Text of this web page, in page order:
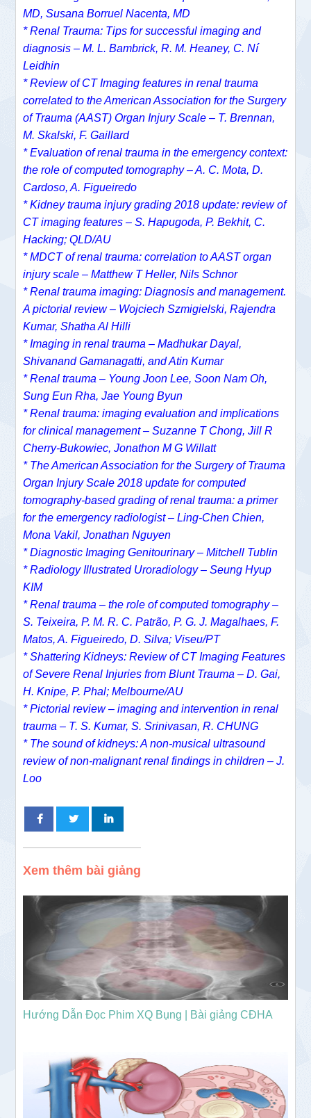
MD,Susana Borruel Nacenta, MD
* Renal Trauma: Tips for successful imaging and
diagnosis – M. L. Bambrick, R. M. Heaney, C. Ní
Leidhin
* Review of CT Imaging features in renal trauma
correlated to the American Association for the Surgery
of Trauma (AAST) Organ Injury Scale – T. Brennan,
M. Skalski, F. Gaillard
* Evaluation of renal trauma in the emergency context:
the role of computed tomography – A. C. Mota, D.
Cardoso, A. Figueiredo
* Kidney trauma injury grading 2018 update: review of
CT imaging features – S. Hapugoda, P. Bekhit, C.
Hacking; QLD/AU
* MDCT of renal trauma: correlation to AAST organ
injury scale – Matthew T Heller, Nils Schnor
* Renal trauma imaging: Diagnosis and management.
A pictorial review – Wojciech Szmigielski, Rajendra
Kumar, Shatha Al Hilli
*Imaging in renal trauma – Madhukar Dayal,
Shivanand Gamanagatti, and Atin Kumar
*Renal trauma – Young Joon Lee, Soon Nam Oh,
Sung Eun Rha, Jae Young Byun
* Renal trauma: imaging evaluation and implications
for clinical management – Suzanne T Chong, Jill R
Cherry-Bukowiec, Jonathon M G Willatt
* The American Association for the Surgery of Trauma
Organ Injury Scale 2018 update for computed
tomography-based grading of renal trauma: a primer
for the emergency radiologist – Ling-Chen Chien,
Mona Vakil, Jonathan Nguyen
* Diagnostic Imaging Genitourinary – Mitchell Tublin
* Radiology Illustrated Uroradiology – Seung Hyup
KIM
* Renal trauma – the role of computed tomography –
S. Teixeira, P. M. R. C. Patrão, P. G. J. Magalhaes, F.
Matos, A. Figueiredo, D. Silva; Viseu/PT
* Shattering Kidneys: Review of CT Imaging Features
of Severe Renal Injuries from Blunt Trauma – D. Gai,
H. Knipe, P. Phal; Melbourne/AU
* Pictorial review – imaging and intervention in renal
trauma – T. S. Kumar, S. Srinivasan, R. CHUNG
* The sound of kidneys: A non-musical ultrasound
review of non-malignant renal findings in children – J.
Loo
Xem thêm bài giảng
Hướng Dẫn Đọc Phim XQ Bụng | Bài giảng CĐHA